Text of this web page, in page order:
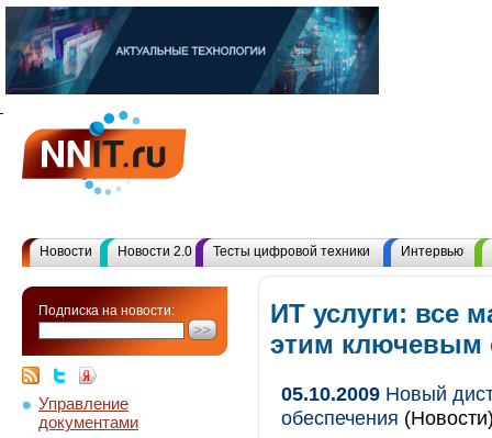
Новости Новости 2.0 Тесты цифровой техники Интервью
Подписка на новости:
Управление
документами
ИТ услуги: все
этим ключевым
05.10.2009 Новый
обеспечения